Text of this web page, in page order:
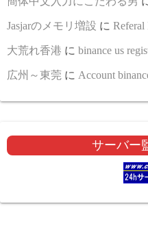
Jasjarのメモリ増設 に Referal
大荒れ香港 に binance us
広州～東莞 に Account
サーバー